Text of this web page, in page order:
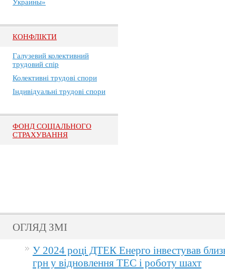
Украины»
КОНФЛІКТИ
Галузевий колективний
трудовий спір
Колективні трудові спори
Індивідуальні трудові спори
ФОНД СОЦІАЛЬНОГО
СТРАХУВАННЯ
ОГЛЯД ЗМІ
У 2024 році ДТЕК Енерго інвестував
грн у відновлення ТЕС і роботу шахт